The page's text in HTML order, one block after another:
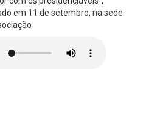
em 11 de setembro, na sede